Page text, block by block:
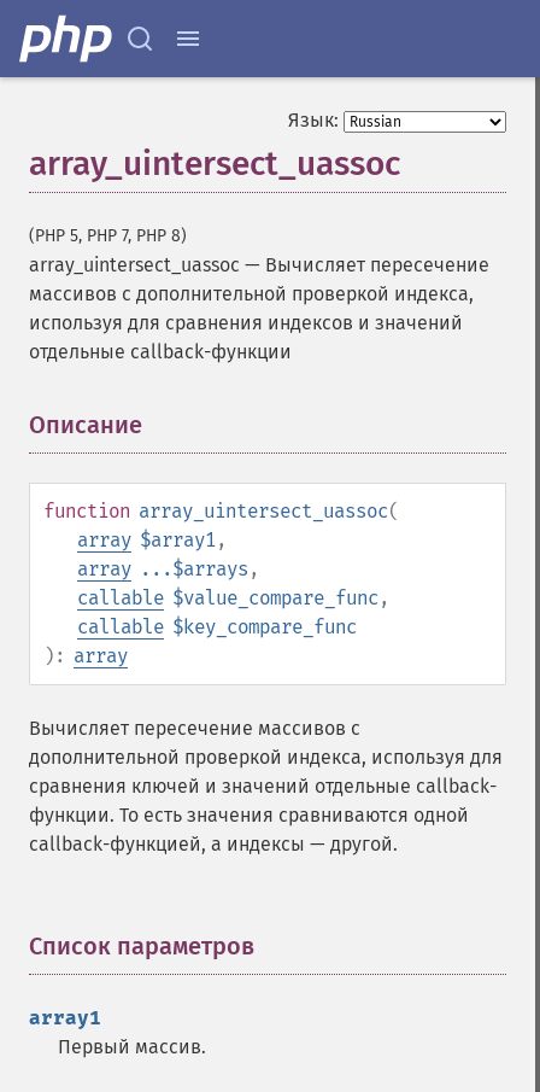
Язык:
array_uintersect_uassoc
(PHP 5, PHP 7, PHP 8)
array_uintersect_uassoc — Вычисляет пересечение
массивов с дополнительной проверкой индекса,
используя для сравнения индексов и значений
отдельные callback-функции
Описание
function array_uintersect_uassoc(
array $array1,
array ...$arrays ,
callable $value_compare_func ,
callable $key_compare_func
): array
Вычисляет пересечение массивов с
дополнительной проверкой индекса, используя для
сравнения ключей и значений отдельные callback-
функции. То есть значения сравниваются одной
callback-функцией, а индексы — другой.
Список параметров
array1
Первый массив.